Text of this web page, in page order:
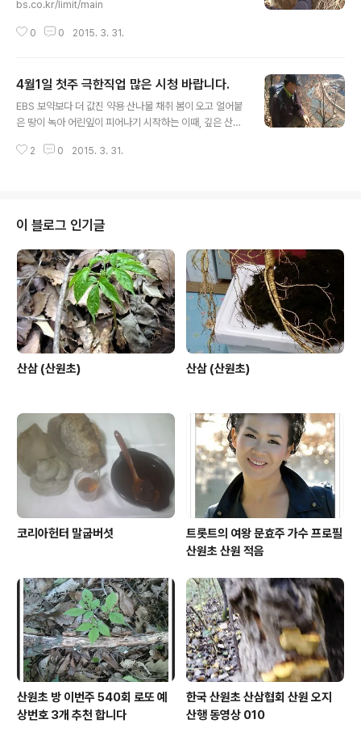
bs.co.kr/limit/main
0 0 2015. 3. 31.
4월1일 첫주 극한직업 많은 시청 바랍니다.
EBS 보약보다 더 값진 약용 산나물 채취 봄이 오고 얼어붙
은 땅이 녹아 어린잎이 피어나기 시작하는 이때, 깊은 산에
쑥, 원추리, 얼레지, 쑥부쟁이, 단풍마, 삽주, 부처손 등 제철
도 하고, 술에 담가 약주로도 식용한다. 신체와 마음을 건강
하게 해주는 약초와 산나물을 캐기 위해 산을 오르는 사람
들! 이들은 목숨을 건 채 절벽을 타고, 높은 나무에 오르기
를 주저하지 않는다. 자연산 제철 산나물을 캐기 위한 이들
의 값진 노력! 험로를 헤매며 기약 없는 행군을 하는 이들을
소개한다. *..
2 0 2015. 3. 31.
이 블로그 인기글
산삼 (산원초) 산삼 (산원초)
코리아헌터 말굽버섯
트롯트의 여왕 문효주 가수 프로필
산원초 산원 적음
산원초 방 이번주 540회 로또 예
상번호 3개 추천 합니다
한국 산원초 산삼협회 산원 오지
산행 동영상 010